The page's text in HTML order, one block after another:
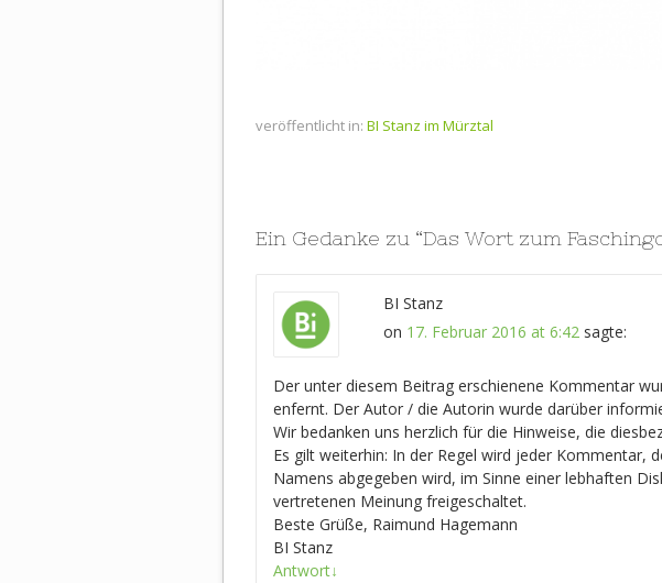
veröffentlicht in: BI Stanz im Mürztal
Ein Gedanke zu “Das Wort zum
BI Stanz
on 17. Februar 2016 at 6:42 sagte:
Der unter diesem Beitrag erschienene Kommentar
enfernt. Der Autor / die Autorin wurde darüber
Wir bedanken uns herzlich für die Hinweise, die
Es gilt weiterhin: In der Regel wird jeder Kommentar,
Namens abgegeben wird, im Sinne einer lebhaften
vertretenen Meinung freigeschaltet.
Beste Grüße, Raimund Hagemann
BI Stanz
Antwort↓